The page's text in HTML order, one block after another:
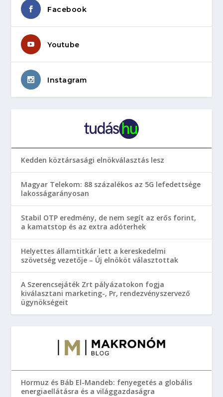
Facebook
Youtube
Instagram
Kedden köztársasági elnökválasztás lesz
Magyar Telekom: 88 százalékos az 5G lefedettsége
lakosságarányosan
Stabil OTP eredmény, de nem segít az erős forint,
a kamatstop és az extra adóterhek
Helyettes államtitkár lett a kereskedelmi
szövetség vezetője – Új elnököt választottak
A Szerencsejáték Zrt pályázatokon fogja
kiválasztani marketing-, Pr, rendezvényszervező
ügynökségeit
Hormuz és Báb El-Mandeb: fenyegetés a globális
energiaellátásra és a világgazdaságra